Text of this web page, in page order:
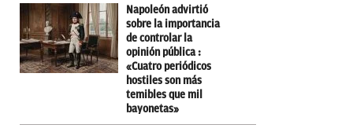
Napoleón advirtió
sobre la importancia
de controlar la
opinión pública :
«Cuatro periódicos
hostiles son más
temibles que mil
bayonetas»